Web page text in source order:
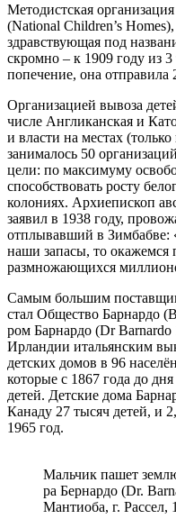
Методистская
(National Children’s
здравствующая под
скромно – к 1909 году из
попечение, она
Организацией вывоза
числе Англиканская и
и власти на местах
занималось 50
цели: по максимуму
способствовать росту
колониях. Архиепископ
заявил в 1938 году,
отплывавший в Зимбабве:
наши запасы, то окажемся
размножающихся
Самым большим
стал Общество Барнардо
ром Барнардо (Dr
Ирландии итальянским
детских домов в 96
которые с 1867 года до
детей. Детские дома
Канаду 27 тысяч детей, и
1965 год.
Мальчик пашет
ра Бернардо (Dr.
Мантиоба, г. Рассел,